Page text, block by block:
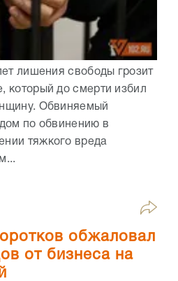
лишения свободы грозит
который до смерти избил
Обвиняемый
по обвинению в
тяжкого вреда
обжаловал
от бизнеса на